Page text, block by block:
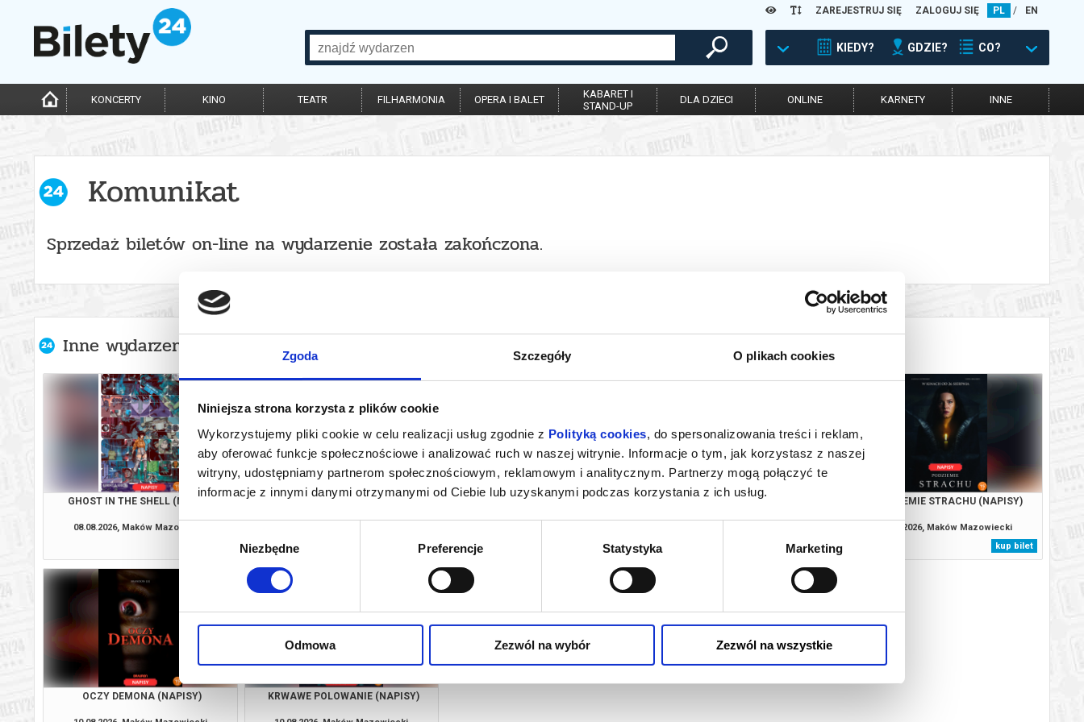
Zgoda Szczegóły O plikach cookies
Niniejsza strona korzysta z plików cookie
Wykorzystujemy pliki cookie w celu realizacji usług zgodnie z Polityką cookies, do spersonalizowania treści i reklam,
aby oferować funkcje społecznościowe i analizować ruch w naszej witrynie. Informacje o tym, jak korzystasz z naszej
witryny, udostępniamy partnerom społecznościowym, reklamowym i analitycznym. Partnerzy mogą połączyć te
informacje z innymi danymi otrzymanymi od Ciebie lub uzyskanymi podczas korzystania z ich usług.
Wybór
Niezbędne Preferencje Statystyka Marketing
Odmowa Zezwól na wybór Zezwól na wszystkie
ZAREJESTRUJ SIĘ ZALOGUJ SIĘ PL / EN
KIEDY? GDZIE? CO?
KONCERTY KINO TEATR FILHARMONIA OPERA I BALET
KABARET I
STAND-UP
DLA DZIECI ONLINE KARNETY INNE
Komunikat
Sprzedaż biletów on-line na wydarzenie została zakończona.
Inne wydarzenia organizatora
GHOST IN THE SHELL (NAPISY)
08.08.2026, Maków Mazowiecki
MARTWE ZŁO: OGIEŃ (NAPISY)
kup bilet
GHOST IN THE SHELL (NAPISY)
kup bilet
MARTWE ZŁO: OGIEŃ (NAPISY)
kup bilet
PODZIEMIE STRACHU (NAPISY)
10.08.2026, Maków Mazowiecki
kup bilet
OCZY DEMONA (NAPISY) KRWAWE POLOWANIE (NAPISY)